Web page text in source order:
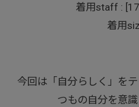
着用staff :
着用
今回は「自分らしく」を
つもの自分を意識